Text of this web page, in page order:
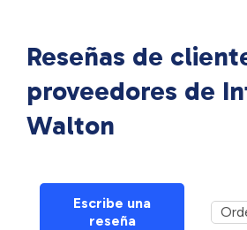
Reseñas de
proveedores de
Walton
Escribe una
reseña